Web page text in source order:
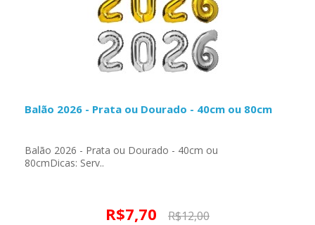
Balão 2026 - Prata ou Dourado - 40cm ou 80cm
Balão 2026 - Prata ou Dourado - 40cm ou
80cmDicas: Serv..
R$7,70 R$12,00